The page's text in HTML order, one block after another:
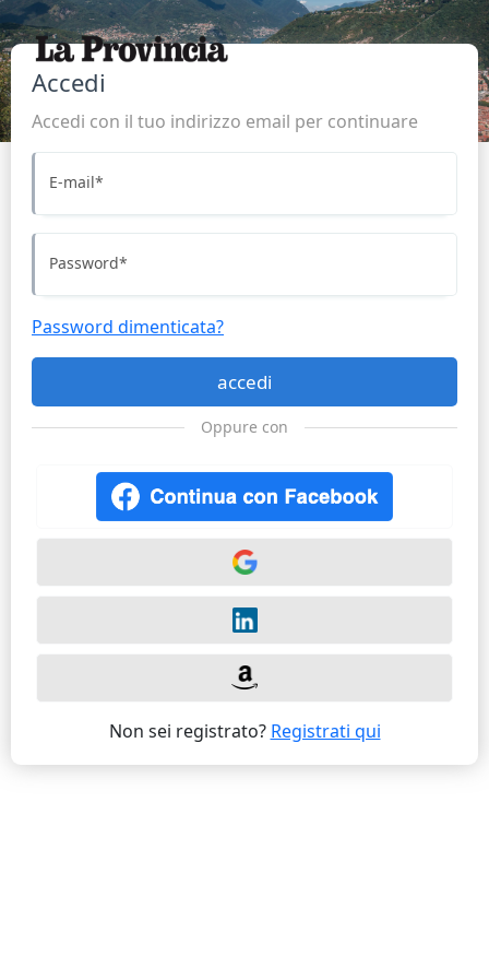
Accedi
Accedi con il tuo indirizzo email per continuare
E-mail*
Password*
Password dimenticata?
accedi
Oppure con
Non sei registrato? Registrati qui